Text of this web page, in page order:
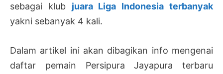
sebagai klub juara Liga Indonesia terbanyak
yakni sebanyak 4 kali.
Dalam artikel ini akan dibagikan info mengenai
daftar pemain Persipura Jayapura terbaru